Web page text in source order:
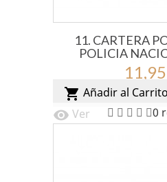
0
11. CARTERA
POLICIA
shopping_cart Añadir al Carrito
visibility Ver